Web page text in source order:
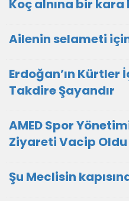
Koç alnına bir kara
Ailenin selameti
Erdoğan’ın Kürtler
Takdire Şayandır
AMED Spor
Ziyareti Vacip Oldu
Şu Meclisin